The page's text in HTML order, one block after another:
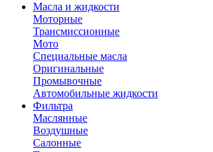
Масла и жидкости
Моторные
Трансмиссионные
Мото
Специальные масла
Оригинальные
Промывочные
Автомобильные жидкости
Фильтра
Маслянные
Воздушные
Салонные